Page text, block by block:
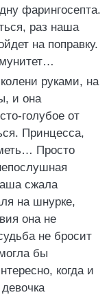
фарингосепта.
раз наша
на поправку.
руками, на
и она
голубое от
Принцесса,
Просто
сжала
на шнурке,
она не
не бросит
бы
когда и